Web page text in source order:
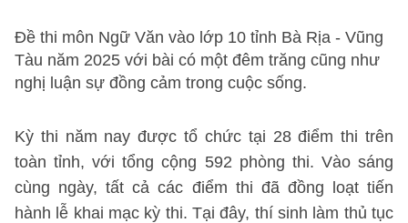
Đề thi môn Ngữ Văn vào lớp 10 tỉnh Bà Rịa - Vũng
Tàu năm 2025 với bài có một đêm trăng cũng như
nghị luận sự đồng cảm trong cuộc sống.
Kỳ thi năm nay được tổ chức tại 28 điểm thi trên
toàn tỉnh, với tổng cộng 592 phòng thi. Vào sáng
cùng ngày, tất cả các điểm thi đã đồng loạt tiến
hành lễ khai mạc kỳ thi. Tại đây, thí sinh làm thủ tục